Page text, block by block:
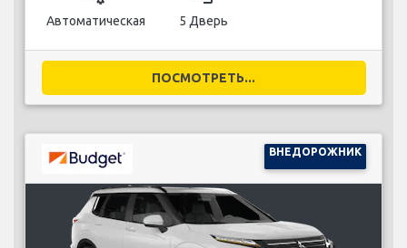
Автоматическая 5 Дверь
ПОСМОТРЕТЬ...
ВНЕДОРОЖНИК